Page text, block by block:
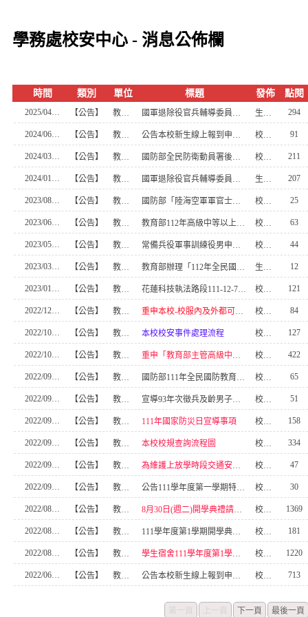
學務處校安中心 - 消息公佈欄
時間 類別 單位 標題 發佈 點閱
2025/04/28 【公告】 教官室 國軍退除役官兵輔導委員會「退除役官兵就學就業及職訓權益簡表」，公告週知。 生活輔導組 294
2024/06/07 【公告】 教官室 公告本校新生線上報到申請住宿需知 校安中心 91
2024/03/08 【公告】 教官室 國防部全民防衛動員署後備指揮部「後備動員軍事雜誌半年刊」推廣暨徵稿 校安中心 211
2024/01/03 【公告】 教官室 國軍退除役官兵輔導委員會修正「退除役官兵就學、就業及職訓權益簡表」 生活輔導組 207
2023/08/31 【公告】 教官室 國防部「陸海空軍軍官士官未服滿最少服役年限志願申請退伍賠償辦法」部分條文修正 校安中心 25
2023/06/12 【公告】 教官室 教育部112年高級中等以上學校校安(含學務創新)儲備人員培訓事宜 校安中心 63
2023/05/04 【公告】 教官室 常備兵役軍事訓練役男申請優先入營或延緩入營宣導資料 校安中心 44
2023/03/24 【公告】 教官室 教育部辦理「112年全民國防教育傑出貢獻獎─學校教育類別」評選作業 生活輔導組 12
2023/01/12 【公告】 教官室 花蓮科技執法路段111-12-7公告地點 校安中心 121
2022/12/18 【公告】 教官室 重申本校-校服內及外都可以穿著禦寒衣物之挸定 校安中心 84
2022/10/06 【公告】 教官室 本校校安事件處理流程 校安中心 127
2022/10/04 【公告】 教官室 重申「教育部主管高級中等學校學生在校作息時間 規劃注意事項」(國教署111年9月29日最速件來文) 校安中心 422
2022/09/23 【公告】 教官室 國防部111年全民國防教育「網際網路有獎徵答活動—破百萬、再加碼」活動 校安中心 65
2022/09/21 【公告】 教官室 宣導93年次徵兵及齡男子兵籍調查線上申報作業 校安中心 51
2022/09/21 【公告】 教官室 111年國家防災日宣導事項 校安中心 158
2022/09/19 【公告】 教官室 本校校規查詢流程圖 校安中心 334
2022/09/15 【公告】 教官室 為維護上放學時段交通安全、實施人車分道措施(參考說明及附檔) 校安中心 47
2022/09/12 【公告】 教官室 公告111學年度第一學期特定人員審查暨導師反毒宣導會議，請查照! 校安中心 30
2022/08/29 【公告】 教官室 8月30日(週二)開學典禮請同學0800時前到校，另外一年級新生學號將實施檢查(樣式如附檔，111學年度一年級新生學號是紅色) 校安中心 1369
2022/08/29 【公告】 教官室 111學年度第1學期開學典禮(111年8月30日，週二) 活動中心位置圖 校安中心 181
2022/08/28 【公告】 教官室 學生宿舍111學年度第1學期住宿應注意事項 校安中心 1220
2022/06/17 【公告】 教官室 公告本校新生線上報到申請住宿需知 校安中心 713
最後一頁
下一頁
上一頁
第一頁